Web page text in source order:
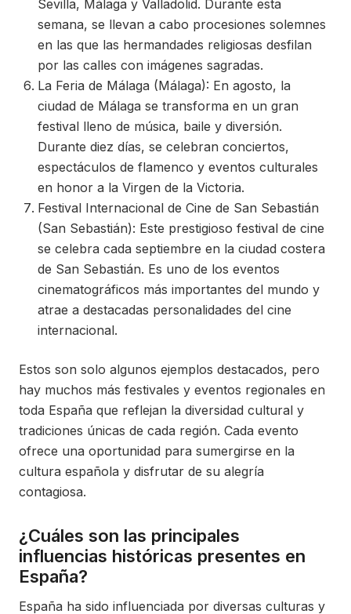
Sevilla, Málaga y Valladolid. Durante esta
semana, se llevan a cabo procesiones solemnes
en las que las hermandades religiosas desfilan
por las calles con imágenes sagradas.
La Feria de Málaga (Málaga): En agosto, la
ciudad de Málaga se transforma en un gran
festival lleno de música, baile y diversión.
Durante diez días, se celebran conciertos,
espectáculos de flamenco y eventos culturales
en honor a la Virgen de la Victoria.
Festival Internacional de Cine de San Sebastián
(San Sebastián): Este prestigioso festival de cine
se celebra cada septiembre en la ciudad costera
de San Sebastián. Es uno de los eventos
cinematográficos más importantes del mundo y
atrae a destacadas personalidades del cine
internacional.
Estos son solo algunos ejemplos destacados, pero
hay muchos más festivales y eventos regionales en
toda España que reflejan la diversidad cultural y
tradiciones únicas de cada región. Cada evento
ofrece una oportunidad para sumergirse en la
cultura española y disfrutar de su alegría
contagiosa.
¿Cuáles son las principales
influencias históricas presentes en
España?
España ha sido influenciada por diversas culturas y